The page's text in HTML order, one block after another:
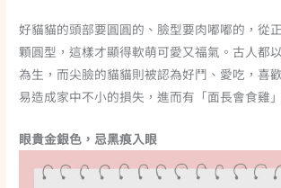
好貓貓的頭部要圓圓的、臉型要肉嘟嘟的，從
顆圓型，這樣才顯得軟萌可愛又福氣。古人都
為生，而尖臉的貓貓則被認為好鬥、愛吃，喜
易造成家中不小的損失，進而有「面長會食雞
眼貴金銀色，忌黑痕入眼